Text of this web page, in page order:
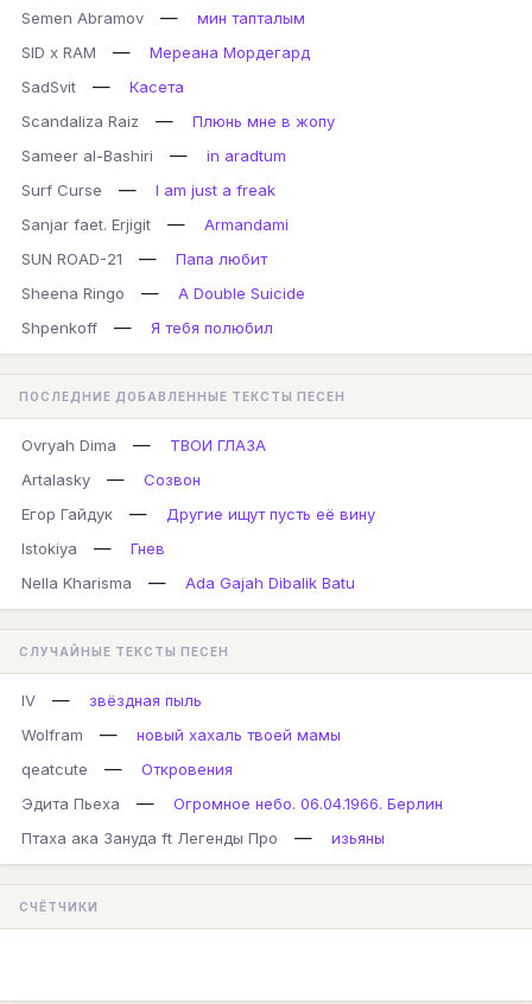
Semen Abramov —
мин тапталым
SID x RAM
—
Мереана Мордегард
SadSvit
—
Касета
Scandaliza Raiz
—
Плюнь мне в жопу
Sameer al-Bashiri
—
in aradtum
Surf Curse
—
I am just a freak
Sanjar faet. Erjigit
—
Armandami
SUN ROAD-21
—
Папа любит
Sheena Ringo
—
A Double Suicide
Shpenkoff
— Я тебя полюбил
ПОСЛЕДНИЕ ДОБАВЛЕННЫЕ ТЕКСТЫ ПЕСЕН
Ovryah Dima —
ТВОИ ГЛАЗА
Artalasky
—
Созвон
Егор Гайдук
—
Другие ищут пусть её вину
Istokiya
—
Гнев
Nella Kharisma
— Ada Gajah Dibalik Batu
СЛУЧАЙНЫЕ ТЕКСТЫ ПЕСЕН
IV —
звёздная пыль
Wolfram
—
новый хахаль твоей мамы
qeatcute
—
Откровения
Эдита Пьеха
—
Огромное небо. 06.04.1966. Берлин
Птаха ака Зануда ft Легенды Про
— изьяны
СЧЁТЧИКИ